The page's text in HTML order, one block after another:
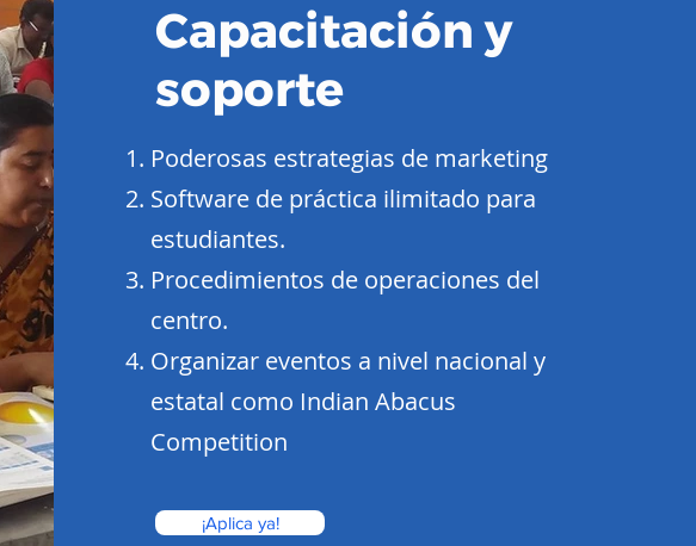
Capacitación y
soporte
Poderosas estrategias de marketing
Software de práctica ilimitado para
estudiantes.
Procedimientos de operaciones del
centro.
Organizar eventos a nivel nacional y
estatal como Indian Abacus
Competition
¡Aplica ya!